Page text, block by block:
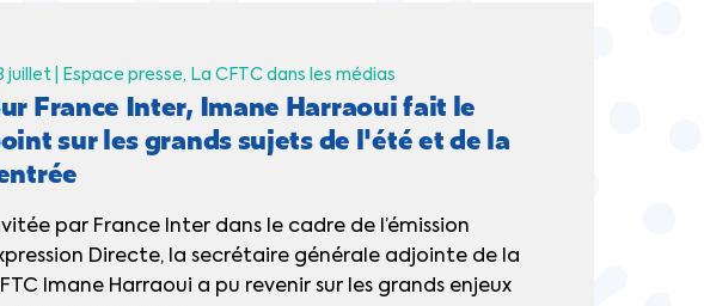
juillet | Espace presse La CFTC dans les médias
France Inter, Imane Harraoui fait le
sur les grands sujets de l'été et de la
par France Inter dans le cadre de l’émission
Directe, la secrétaire générale adjointe de la
Imane Harraoui a pu revenir sur les grands enjeux